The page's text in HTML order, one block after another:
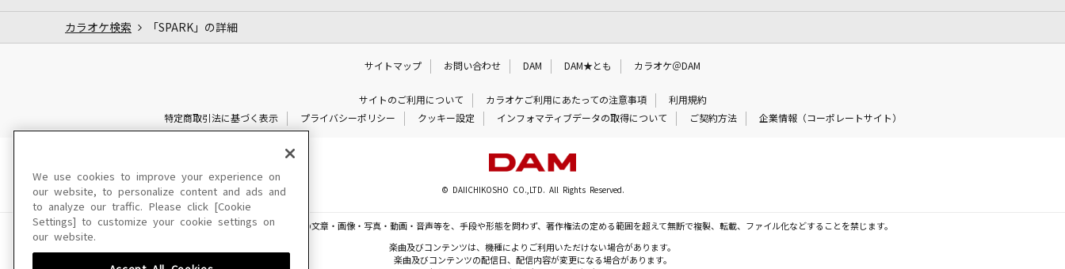
カラオケ検索 「SPARK」の詳細
サイトマップ お問い合わせ DAM DAM★とも カラオケ＠DAM
サイトのご利用について カラオケご利用にあたっての注意事項
利用規約
特定商取引法に基づく表示
プライバシーポリシー クッキー設定 インフォマティブデータの取得について ご契約方法 企業情報（コーポレートサイト）
© DAIICHIKOSHO CO.,LTD. All Rights Reserved.
このサイトに掲載されている一切の文章・画像・写真・動画・音声等を、手段や形態を問わず、著作権法の定める範囲を超えて無断で複製、転載、ファイル化などすることを禁じます。
楽曲及びコンテンツは、機種によりご利用いただけない場合があります。
楽曲及びコンテンツの配信日、配信内容が変更になる場合があります。
We use cookies to improve your experience on
our website, to personalize content and ads and
to analyze our traffic. Please click [Cookie
Settings] to customize your cookie settings on
our website.